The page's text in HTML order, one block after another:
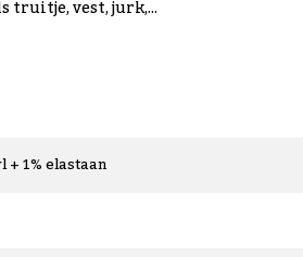
truitje, vest, jurk,...
+ 1% elastaan